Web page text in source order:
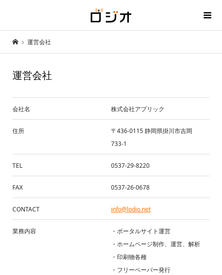
運営会社
運営会社
会社名 株式会社アプリック
住所
〒436-0115 静岡県掛川市吉岡
733-1
TEL 0537-29-8220
FAX 0537-26-0678
CONTACT info@lodio.net
業務内容
・ポータルサイト運営
・ホームページ制作、運営、解析
・印刷物各種
・フリーペーパー発行